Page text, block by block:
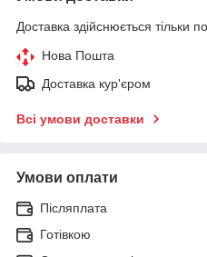
Доставка здійснюється тільки
Нова Пошта
Доставка кур'єром
Всі умови доставки
Умови оплати
Післяплата
Готівкою